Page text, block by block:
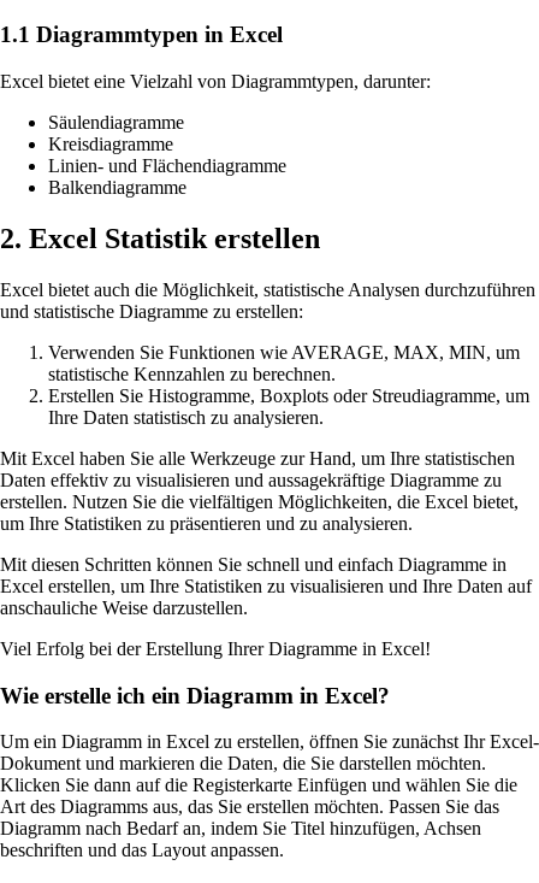
1.1 Diagrammtypen in Excel
Excel bietet eine Vielzahl von Diagrammtypen, darunter:
Säulendiagramme
Kreisdiagramme
Linien- und Flächendiagramme
Balkendiagramme
2. Excel Statistik erstellen
Excel bietet auch die Möglichkeit, statistische Analysen durchzuführen
und statistische Diagramme zu erstellen:
Verwenden Sie Funktionen wie AVERAGE, MAX, MIN, um
statistische Kennzahlen zu berechnen.
Erstellen Sie Histogramme, Boxplots oder Streudiagramme, um
Ihre Daten statistisch zu analysieren.
Mit Excel haben Sie alle Werkzeuge zur Hand, um Ihre statistischen
Daten effektiv zu visualisieren und aussagekräftige Diagramme zu
erstellen. Nutzen Sie die vielfältigen Möglichkeiten, die Excel bietet,
um Ihre Statistiken zu präsentieren und zu analysieren.
Mit diesen Schritten können Sie schnell und einfach Diagramme in
Excel erstellen, um Ihre Statistiken zu visualisieren und Ihre Daten auf
anschauliche Weise darzustellen.
Viel Erfolg bei der Erstellung Ihrer Diagramme in Excel!
Wie erstelle ich ein Diagramm in Excel?
Um ein Diagramm in Excel zu erstellen, öffnen Sie zunächst Ihr Excel-
Dokument und markieren die Daten, die Sie darstellen möchten.
Klicken Sie dann auf die Registerkarte Einfügen und wählen Sie die
Art des Diagramms aus, das Sie erstellen möchten. Passen Sie das
Diagramm nach Bedarf an, indem Sie Titel hinzufügen, Achsen
beschriften und das Layout anpassen.